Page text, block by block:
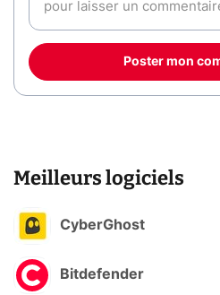
Poster mon
Meilleurs logiciels
CyberGhost
Bitdefender